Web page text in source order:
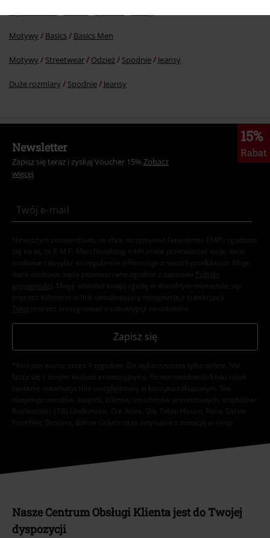
Motywy Basics Basics Men
Motywy Streetwear Odzież Spodnie Jeansy
Duże rozmiary Spodnie Jeansy
15%
Rabat
Newsletter
Zapisz się teraz i zyskaj Voucher 15% Zobacz
więcej
Niniejszym potwierdzam, że chcę otrzymywać Newsletter EMP i zgadzam
się na to, że E.M.P. Merchandising mbH może przetwarzać moje dane
osobowe i wysyłać mi regularnie informacje o swoich produktach. Moje
dane osobowe będą przetwarzane zgodnie z zapisami
Polityki
prywatności . Mogę odwołać swoją zgodę w dowolnym momencie, np.
poprzez kliknięcie w link umożliwiający rezygnację z subskrypcji.
Tutaj możesz zrezygnować z subskrypcji newslettera.
Zapisz się
*Kod jest ważny przez 4 tygodnie. Do wykorzystania tylko online. NIe
łączy się z innymi kodami promocyjnymi. Po wprowadzeniu kodu rabat
zostanie automatycznie uwzględniony w koszyku zakupowym. Nie
obejmuje: mediów, książek, biletów, voucherów prezentowych, artykułów:
Rammstein, (Till) Lindemann, Die Ärzte, Die Toten Hosen, Feine Sahne
Fischfilet, Broilers, Böhse Onkelz oraz artykułów z donacją w cenie.
Nasze Centrum Obsługi Klienta jest do Twojej
dyspozycji